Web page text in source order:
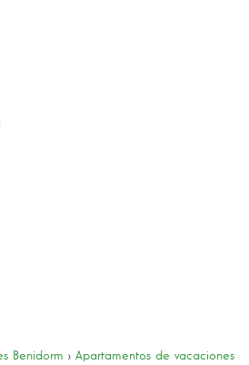
Benidorm › Apartamentos de vacaciones